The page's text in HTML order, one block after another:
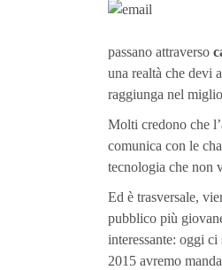
passano attraverso
una realtà che devi
raggiunga nel
Molti credono che
comunica con le
tecnologia che non
Ed è trasversale,
pubblico più
interessante: oggi
2015 avremo